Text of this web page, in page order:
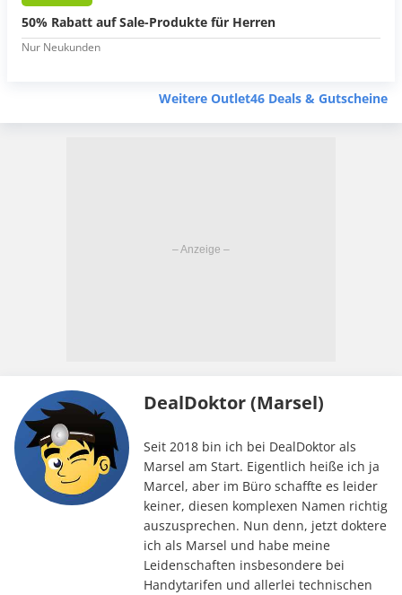
50% Rabatt auf Sale-Produkte für Herren
Nur Neukunden
Weitere Outlet46 Deals & Gutscheine
DealDoktor (Marsel)
Seit 2018 bin ich bei DealDoktor als
Marsel am Start. Eigentlich heiße ich ja
Marcel, aber im Büro schaffte es leider
keiner, diesen komplexen Namen richtig
auszusprechen. Nun denn, jetzt doktere
ich als Marsel und habe meine
Leidenschaften insbesondere bei
Handytarifen und allerlei technischen